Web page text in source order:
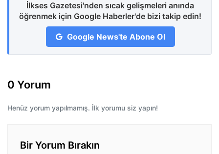
İlkses Gazetesi'nden sıcak gelişmeleri anında
öğrenmek için Google Haberler'de bizi takip edin!
Google News'te Abone Ol
0 Yorum
Henüz yorum yapılmamış. İlk yorumu siz yapın!
Bir Yorum Bırakın